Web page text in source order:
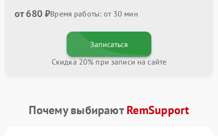
от 680 ₽Время работы: от 30 мин
Записаться
Скидка 20% при записи на сайте
Почему выбираютRemSupport